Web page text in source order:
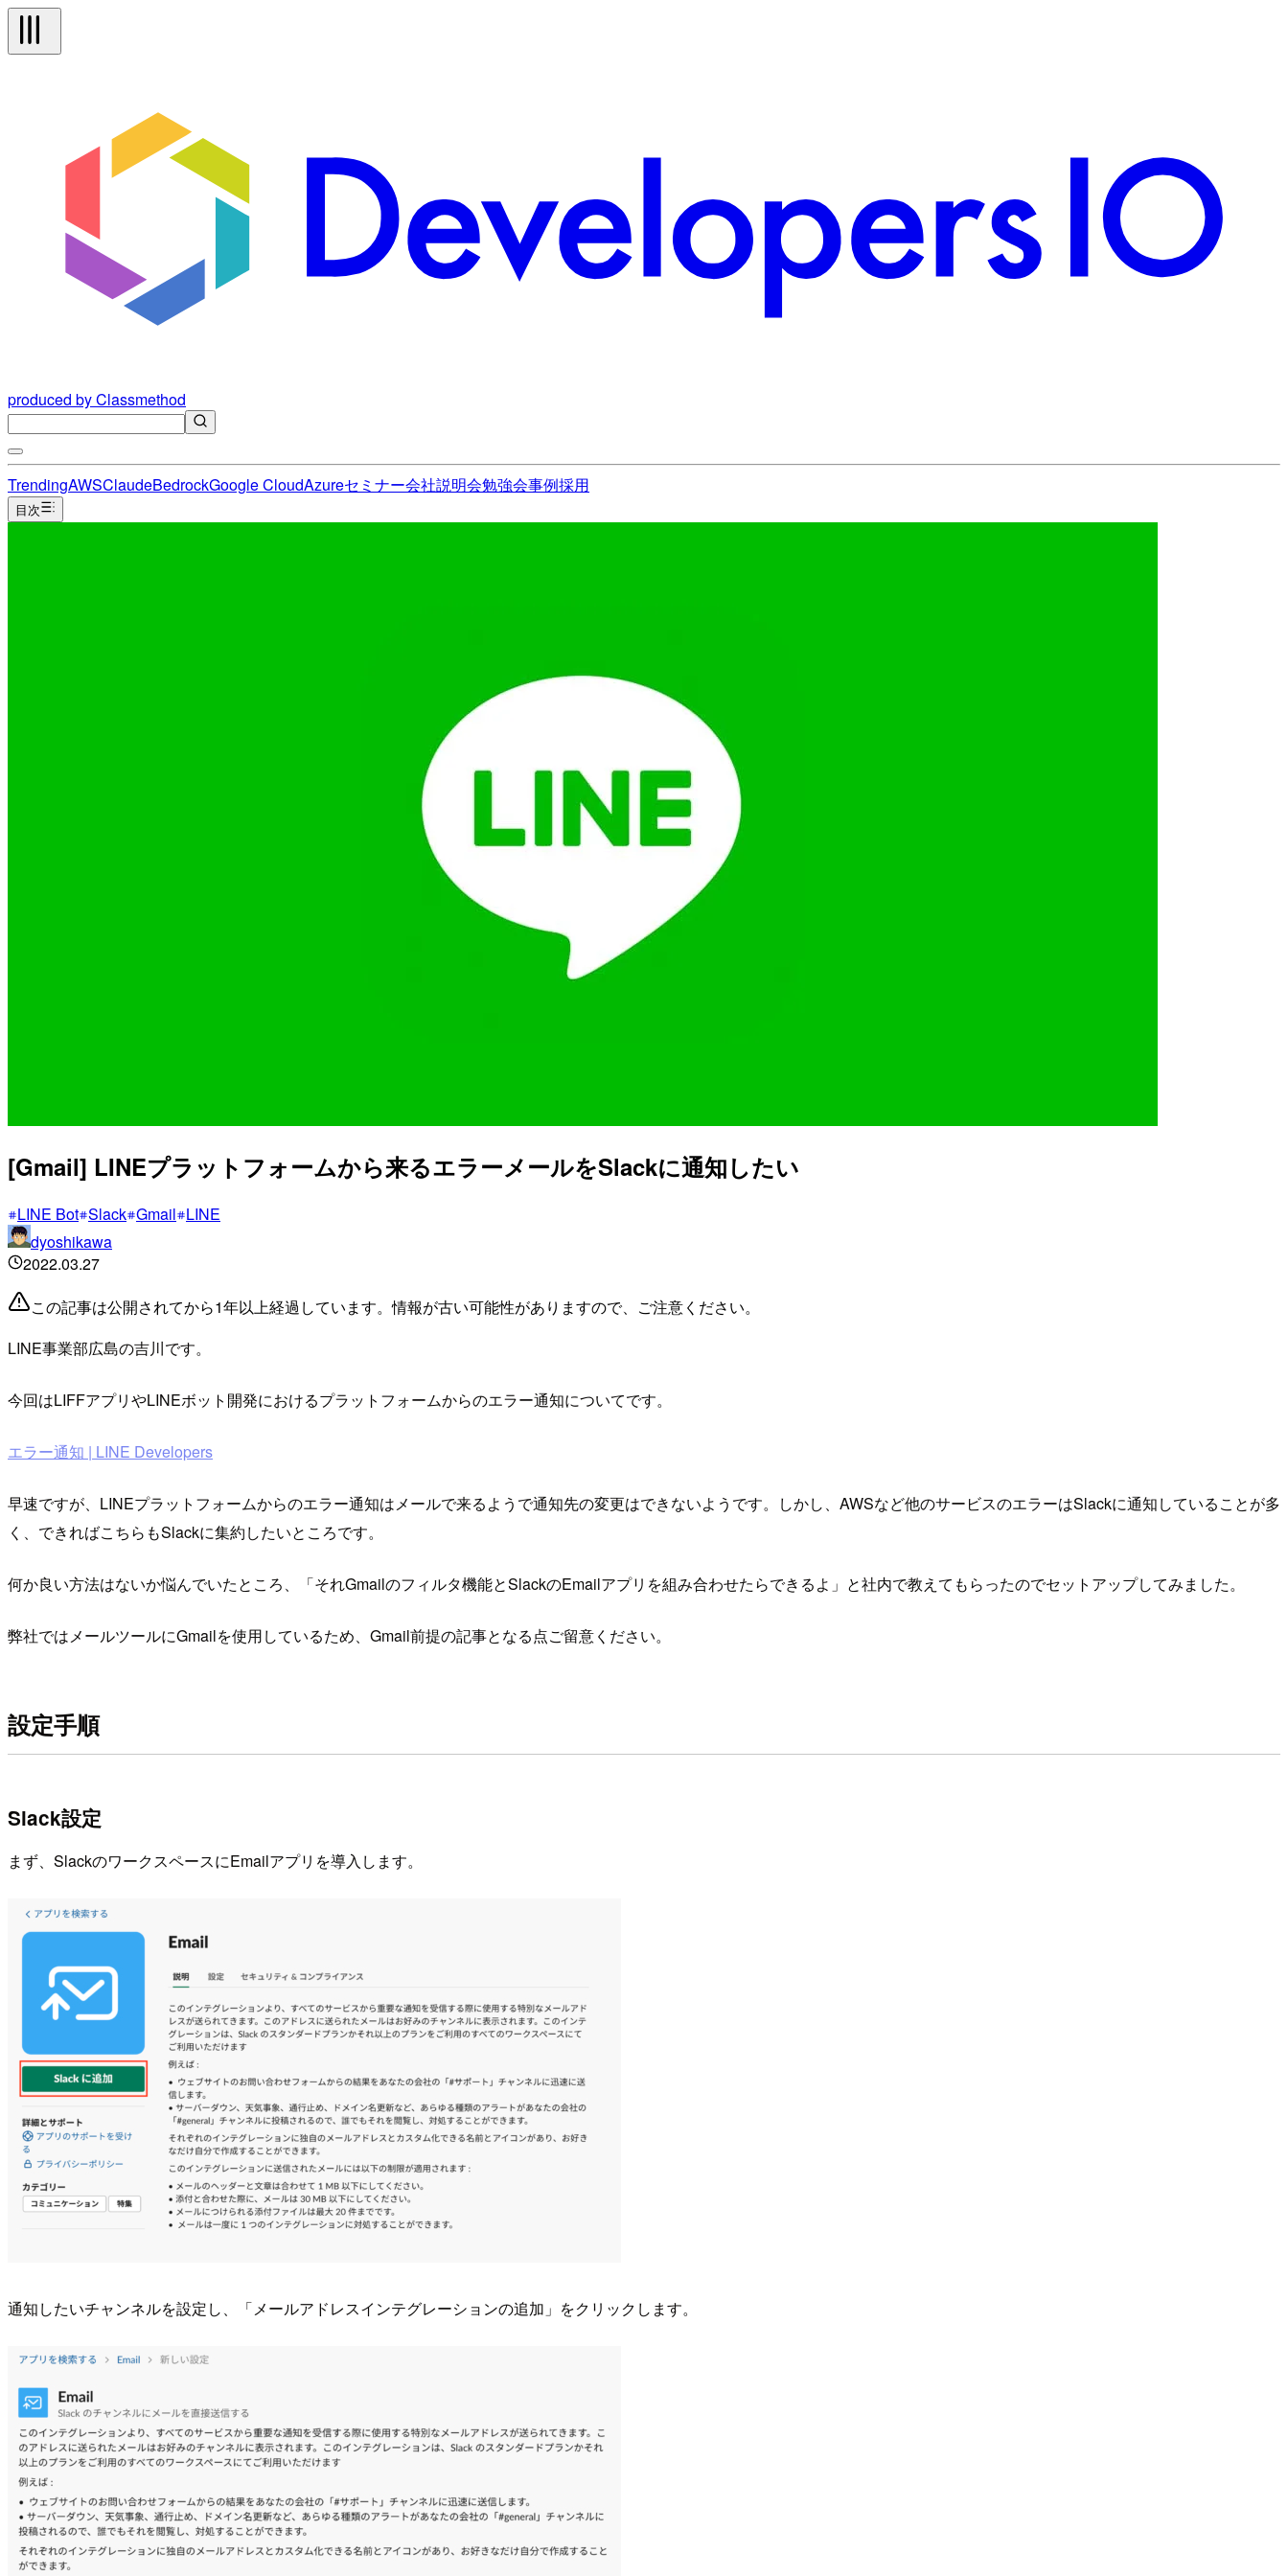
produced by Classmethod
TrendingAWSClaudeBedrockGoogle CloudAzureセミナー会社説明会勉強会事例採用
目次
[Gmail] LINEプラットフォームから来るエラーメールをSlackに通知したい
LINE Bot Slack Gmail LINE
dyoshikawa
2022.03.27
この記事は公開されてから1年以上経過しています。情報が古い可能性がありますので、ご注意ください。
LINE事業部広島の吉川です。
今回はLIFFアプリやLINEボット開発におけるプラットフォームからのエラー通知についてです。
エラー通知 | LINE Developers
早速ですが、LINEプラットフォームからのエラー通知はメールで来るようで通知先の変更はできないようです。しかし、AWSなど他のサービスのエラーはSlackに通知していることが多
く、できればこちらもSlackに集約したいところです。
何か良い方法はないか悩んでいたところ、「それGmailのフィルタ機能とSlackのEmailアプリを組み合わせたらできるよ」と社内で教えてもらったのでセットアップしてみました。
弊社ではメールツールにGmailを使用しているため、Gmail前提の記事となる点ご留意ください。
設定手順
Slack設定
まず、SlackのワークスペースにEmailアプリを導入します。
通知したいチャンネルを設定し、「メールアドレスインテグレーションの追加」をクリックします。